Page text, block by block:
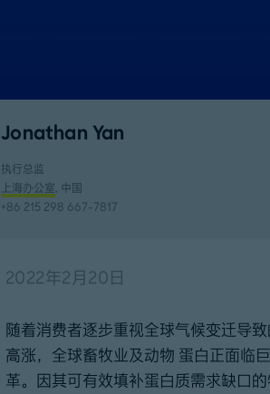
Jonathan Yan
执行总监
上海办公室, 中国
+86 215 298 667-7817
2022年2月20日
随着消费者逐步重视全球气候变迁导
高涨，全球畜牧业及动物 蛋白正面临
革。因其可有效填补蛋白质需求缺口